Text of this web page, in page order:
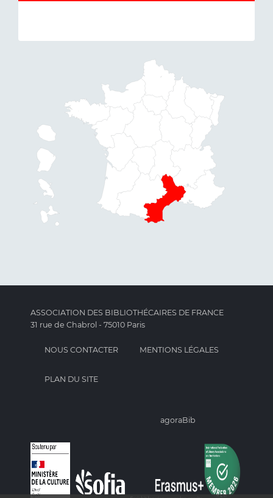
ASSOCIATION DES BIBLIOTHÉCAIRES DE FRANCE
31 rue de Chabrol - 75010 Paris
NOUS CONTACTER MENTIONS LÉGALES
PLAN DU SITE
agoraBib